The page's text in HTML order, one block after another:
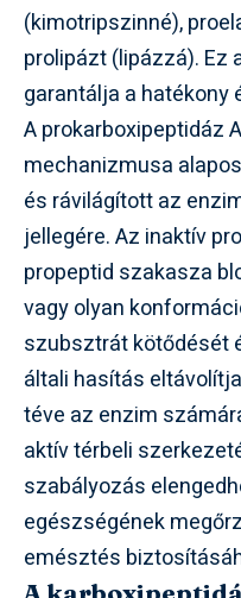
(kimotripszinné),
prolipázt (lipázzá). Ez
garantálja a
A prokarboxipeptidáz
mechanizmusa
és rávilágított az
jellegére. Az inaktív
propeptid szakasza
vagy olyan
szubsztrát kötődését
általi hasítás
téve az enzim
aktív térbeli
szabályozás
egészségének
emésztés
A